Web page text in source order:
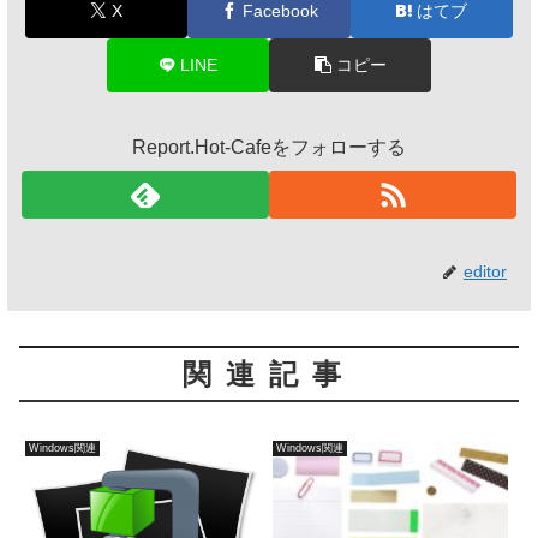
X Facebook はてブ
LINE コピー
Report.Hot-Cafeをフォローする
editor
関連記事
Windows関連 Windows関連